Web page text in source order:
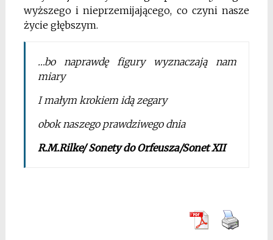
wyższego i nieprzemijającego, co czyni nasze
życie głębszym.
…bo naprawdę figury wyznaczają nam
miary
I małym krokiem idą zegary
obok naszego prawdziwego dnia
R.M.Rilke/ Sonety do Orfeusza/Sonet XII